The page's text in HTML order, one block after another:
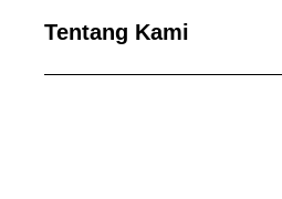
Tentang Kami